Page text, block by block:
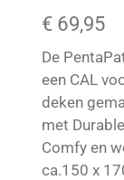
€ 69,95
De
een CAL
deken
met Durable
Comfy en
ca.150 x